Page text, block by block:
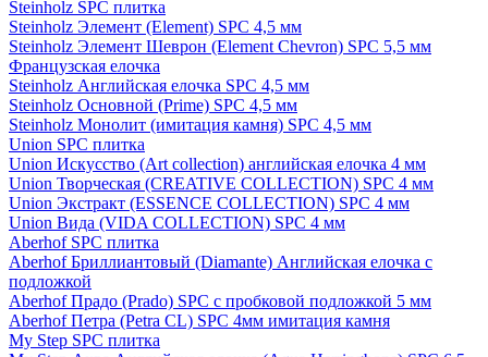
Steinholz SPC плитка
Steinholz Элемент (Element) SPC 4,5 мм
Steinholz Элемент Шеврон (Element Chevron) SPC 5,5 мм
Французская елочка
Steinholz Английская елочка SPC 4,5 мм
Steinholz Основной (Prime) SPC 4,5 мм
Steinholz Монолит (имитация камня) SPC 4,5 мм
Union SPC плитка
Union Искусство (Art collection) английская елочка 4 мм
Union Творческая (CREATIVE COLLECTION) SPC 4 мм
Union Экстракт (ESSENCE COLLECTION) SPC 4 мм
Union Вида (VIDA COLLECTION) SPC 4 мм
Aberhof SPC плитка
Aberhof Бриллиантовый (Diamante) Английская елочка с
подложкой
Aberhof Прадо (Prado) SPC с пробковой подложкой 5 мм
Aberhof Петра (Petra CL) SPC 4мм имитация камня
My Step SPC плитка